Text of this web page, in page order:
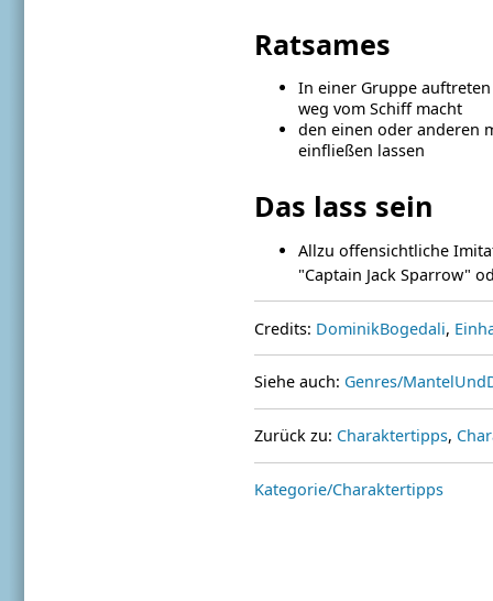
Ratsames
In einer Gruppe
weg vom Schiff macht
den einen oder anderen
einfließen lassen
Das lass sein
Allzu offensichtliche
"Captain Jack Sparrow"
Credits: DominikBogedali,
Siehe auch: Genres/
Zurück zu: Charaktertipps,
Kategorie/Charaktertipps